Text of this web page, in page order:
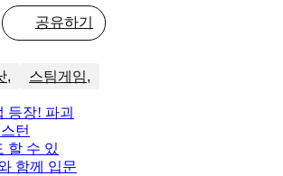
공유하기
스팀게임
등장! 파괴
턴
할 수 있
함께 입문